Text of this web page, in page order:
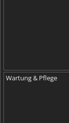
Wartung & Pflege